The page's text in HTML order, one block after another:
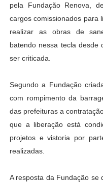
pela Fundação Renova,
cargos comissionados para
realizar as obras de
batendo nessa tecla desde
ser criticada.
Segundo a Fundação
com rompimento da
das prefeituras a
que a liberação está
projetos e vistoria por
realizadas.
A resposta da Fundação se